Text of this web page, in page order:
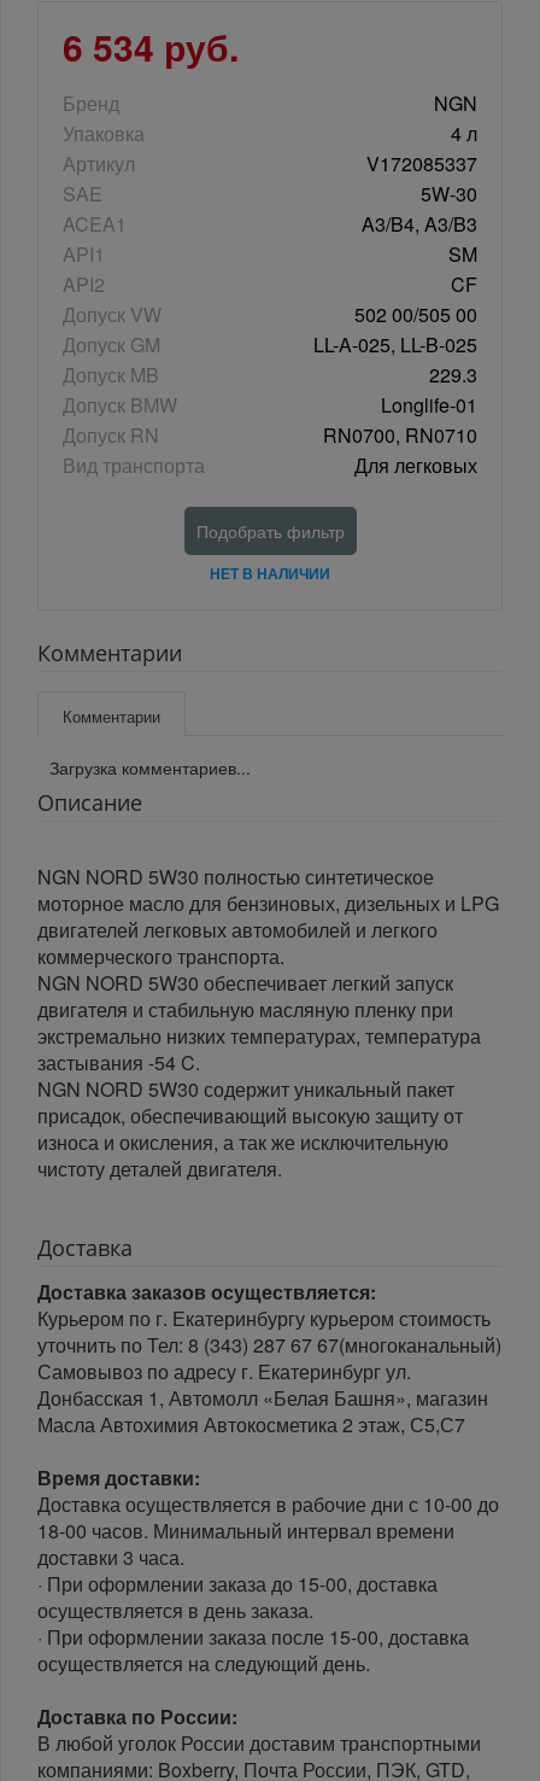
6 534 руб.
Бренд
NGN
Упаковка
4 л
Артикул
V172085337
SAE
5W-30
ACEA1
A3/B4, A3/B3
API1
SM
API2
CF
Допуск VW
502 00/505 00
Допуск GM
LL-A-025, LL-B-025
Допуск MB
229.3
Допуск BMW
Longlife-01
Допуск RN
RN0700, RN0710
Вид транспорта
Для легковых
Подобрать фильтр
НЕТ В НАЛИЧИИ
Комментарии
Комментарии
Загрузка комментариев...
Описание
NGN NORD 5W30 полностью синтетическое
моторное масло для бензиновых, дизельных и LPG
двигателей легковых автомобилей и легкого
коммерческого транспорта.
NGN NORD 5W30 обеспечивает легкий запуск
двигателя и стабильную масляную пленку при
экстремально низких температурах, температура
застывания -54 C.
NGN NORD 5W30 содержит уникальный пакет
присадок, обеспечивающий высокую защиту от
износа и окисления, а так же исключительную
чистоту деталей двигателя.
Доставка
Доставка заказов осуществляется:
Курьером по г. Екатеринбургу курьером стоимость
уточнить по Тел: 8 (343) 287 67 67(многоканальный)
Самовывоз по адресу г. Екатеринбург ул.
Донбасская 1, Автомолл «Белая Башня», магазин
Масла Автохимия Автокосметика 2 этаж, С5,С7
Время доставки:
Доставка осуществляется в рабочие дни с 10-00 до
18-00 часов. Минимальный интервал времени
доставки 3 часа.
· При оформлении заказа до 15-00, доставка
осуществляется в день заказа.
· При оформлении заказа после 15-00, доставка
осуществляется на следующий день.
Доставка по России:
В любой уголок России доставим транспортными
компаниями: Boxberry, Почта России, ПЭК, GTD,